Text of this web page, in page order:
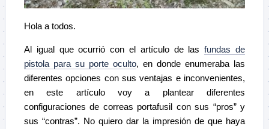
Hola a todos.
Al igual que ocurrió con el artículo de las fundas de
pistola para su porte oculto, en donde enumeraba las
diferentes opciones con sus ventajas e inconvenientes,
en este artículo voy a plantear diferentes
configuraciones de correas portafusil con sus “pros” y
sus “contras”. No quiero dar la impresión de que haya